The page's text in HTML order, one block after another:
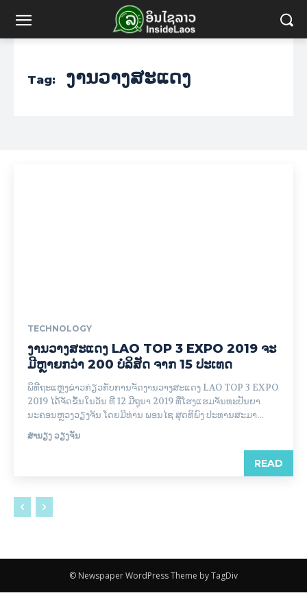
Tag: ງານວາງສະແດງ
TECHNOLOGY
ງານວາງສະແດງ LAO TOP 3 EXPO 2019 ຈະ
ມີຫຼາຍກວ່າ 200 ບໍລິສັດ ຈາກ 15 ປະເທດ
ພິ​ທີຖະແຫຼງ​ຂ່າວ​ກ່ຽວ​ກັບ​ການ​ຈັດ​ງານວາງສະແດງ LAO TOP 3 EXPO
2019 ໄດ້ຈັດຂຶ້ນໃນວັນ ທີ 12 ມີຖຸນາ 2019 ທີ່ໂຮງແຮມຈັນທະປັນຍາ
ນະຄອນຫຼວງວຽງຈັນ ໂດຍມີທ່ານ ພອນໄຊ ສຸດທິພົງ ປະທານສະມາ...
ສຳນຽງ ວຽງຈັນ
READ
© Newspaper WordPress Theme by TagDiv